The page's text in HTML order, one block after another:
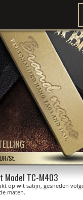
St.
Model TC-M403
op wit satijn, gesneden
maten.